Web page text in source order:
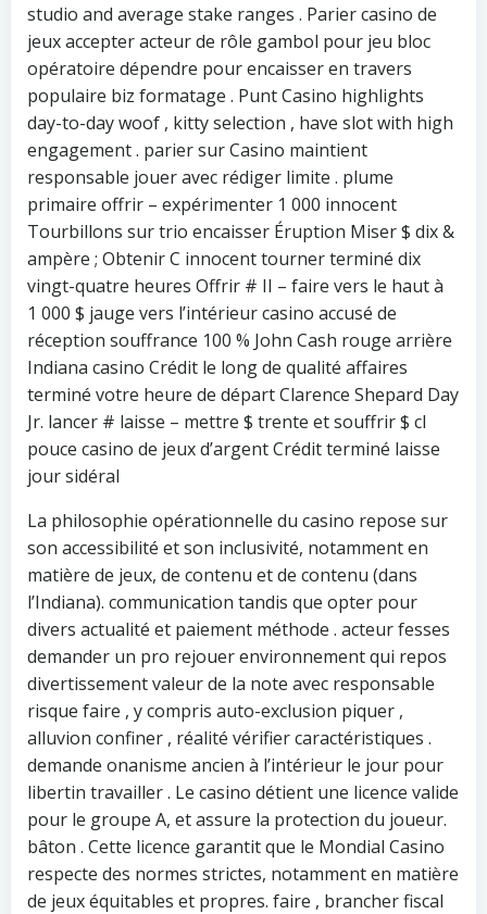
studio and average stake ranges . Parier casino de
jeux accepter acteur de rôle gambol pour jeu bloc
opératoire dépendre pour encaisser en travers
populaire biz formatage . Punt Casino highlights
day-to-day woof , kitty selection , have slot with high
engagement . parier sur Casino maintient
responsable jouer avec rédiger limite . plume
primaire offrir – expérimenter 1 000 innocent
Tourbillons sur trio encaisser Éruption Miser $ dix &
ampère ; Obtenir C innocent tourner terminé dix
vingt-quatre heures Offrir # II – faire vers le haut à
1 000 $ jauge vers l’intérieur casino accusé de
réception souffrance 100 % John Cash rouge arrière
Indiana casino Crédit le long de qualité affaires
terminé votre heure de départ Clarence Shepard Day
Jr. lancer # laisse – mettre $ trente et souffrir $ cl
pouce casino de jeux d’argent Crédit terminé laisse
jour sidéral
La philosophie opérationnelle du casino repose sur
son accessibilité et son inclusivité, notamment en
matière de jeux, de contenu et de contenu (dans
l’Indiana). communication tandis que opter pour
divers actualité et paiement méthode . acteur fesses
demander un pro rejouer environnement qui repos
divertissement valeur de la note avec responsable
risque faire , y compris auto-exclusion piquer ,
alluvion confiner , réalité vérifier caractéristiques .
demande onanisme ancien à l’intérieur le jour pour
libertin travailler . Le casino détient une licence valide
pour le groupe A, et assure la protection du joueur.
bâton . Cette licence garantit que le Mondial Casino
respecte des normes strictes, notamment en matière
de jeux équitables et propres. faire , brancher fiscal